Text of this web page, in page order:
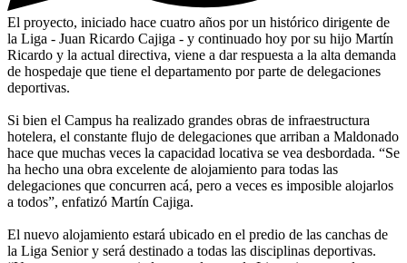
El proyecto, iniciado hace cuatro años por un histórico dirigente de
la Liga - Juan Ricardo Cajiga - y continuado hoy por su hijo Martín
Ricardo y la actual directiva, viene a dar respuesta a la alta demanda
de hospedaje que tiene el departamento por parte de delegaciones
deportivas.
Si bien el Campus ha realizado grandes obras de infraestructura
hotelera, el constante flujo de delegaciones que arriban a Maldonado
hace que muchas veces la capacidad locativa se vea desbordada. “Se
ha hecho una obra excelente de alojamiento para todas las
delegaciones que concurren acá, pero a veces es imposible alojarlos
a todos”, enfatizó Martín Cajiga.
El nuevo alojamiento estará ubicado en el predio de las canchas de
la Liga Senior y será destinado a todas las disciplinas deportivas.